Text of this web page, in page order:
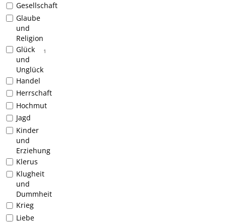
Gesellschaft
Glaube
und
Religion
1
Glück
und
Unglück
Handel
Herrschaft
Hochmut
Jagd
Kinder
und
Erziehung
Klerus
Klugheit
und
Dummheit
Krieg
Liebe